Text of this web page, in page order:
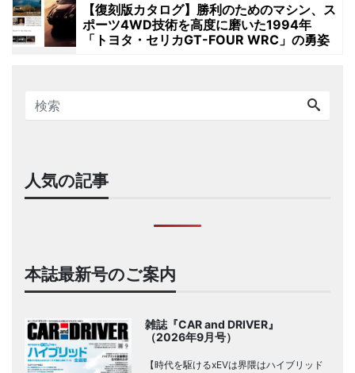
【復刻版カタログ】勝利のためのマシン、ス
ポーツ4WD技術を高度に磨いた1994年
「トヨタ・セリカGT-FOUR WRC」の勇姿
人気の記事
本誌最新号のご案内
雑誌『CAR and DRIVER』
（2026年9月号）
【時代を駆けるxEVは界隈はハイブリッド